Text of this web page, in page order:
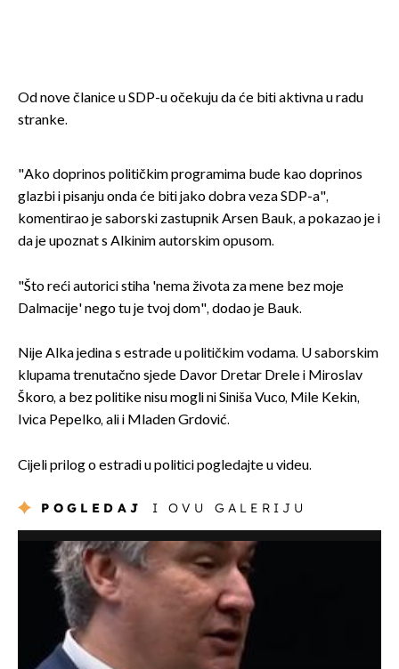
Od nove članice u SDP-u očekuju da će biti aktivna u radu
stranke.
"Ako doprinos političkim programima bude kao doprinos
glazbi i pisanju onda će biti jako dobra veza SDP-a",
komentirao je saborski zastupnik Arsen Bauk, a pokazao je i
da je upoznat s Alkinim autorskim opusom.
"Što reći autorici stiha 'nema života za mene bez moje
Dalmacije' nego tu je tvoj dom", dodao je Bauk.
Nije Alka jedina s estrade u političkim vodama. U saborskim
klupama trenutačno sjede Davor Dretar Drele i Miroslav
Škoro, a bez politike nisu mogli ni Siniša Vuco, Mile Kekin,
Ivica Pepelko, ali i Mladen Grdović.
Cijeli prilog o estradi u politici pogledajte u videu.
POGLEDAJ I OVU GALERIJU